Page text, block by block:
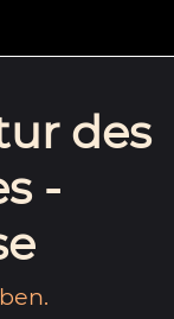
des
-